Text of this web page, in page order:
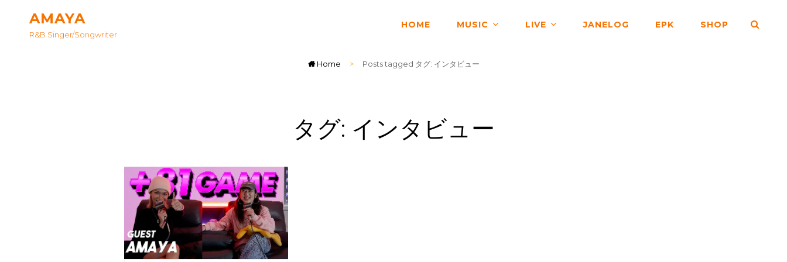
AMAYA
R&B Singer/songwriter
HOME MUSIC LIVE JANELOG EPK SHOP
Home > Posts tagged タグ: インタビュー
タグ: インタビュー